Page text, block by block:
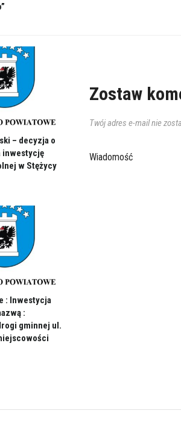
– decyzja o
inwestycję
w Stężycy
: Inwestycja
:
gminnej ul.
Zostaw
Twój adres e-mail nie
Wiadomość